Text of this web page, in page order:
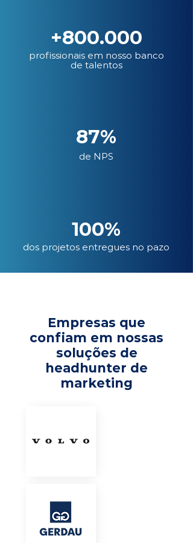
+800.000
profissionais em nosso banco
de talentos
87%
de NPS
100%
dos projetos entregues no pazo
Empresas que
confiam em nossas
soluções de
headhunter de
marketing